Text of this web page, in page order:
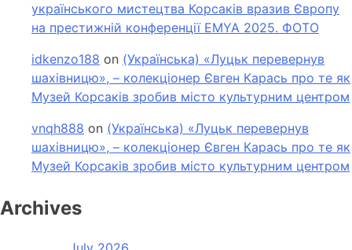
українського мистецтва Корсаків вразив Європу
на престижній конференції EMYA 2025. ФОТО
idkenzo188 on (Українська) «Луцьк перевернув
шахівницю», – колекціонер Євген Карась про те як
Музей Корсаків зробив місто культурним центром
vnqh888 on (Українська) «Луцьк перевернув
шахівницю», – колекціонер Євген Карась про те як
Музей Корсаків зробив місто культурним центром
Archives